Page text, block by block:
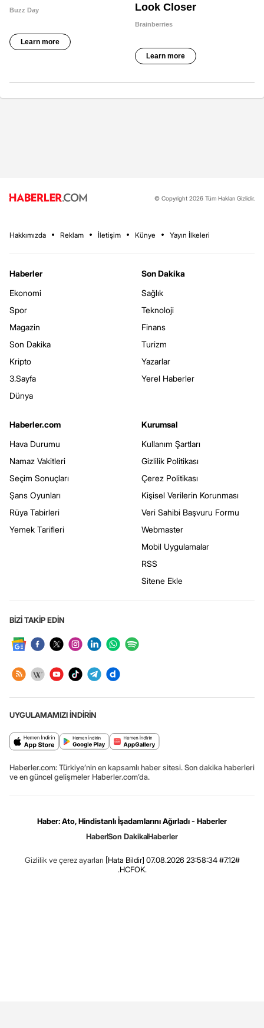
© Copyright 2026 Tüm Hakları Gizlidir.
Hakkımızda Reklam İletişim Künye Yayın İlkeleri
Haberler
Ekonomi
Spor
Magazin
Son Dakika
Kripto
3.Sayfa
Dünya
Son Dakika
Sağlık
Teknoloji
Finans
Turizm
Yazarlar
Yerel Haberler
Haberler.com
Hava Durumu
Namaz Vakitleri
Seçim Sonuçları
Şans Oyunları
Rüya Tabirleri
Yemek Tarifleri
Kurumsal
Kullanım Şartları
Gizlilik Politikası
Çerez Politikası
Kişisel Verilerin Korunması
Veri Sahibi Başvuru Formu
Webmaster
Mobil Uygulamalar
RSS
Sitene Ekle
BİZİ TAKİP EDİN
UYGULAMAMIZI İNDİRİN
Haberler.com: Türkiye’nin en kapsamlı haber sitesi. Son dakika haberleri
ve en güncel gelişmeler Haberler.com’da.
Haber: Ato, Hindistanlı İşadamlarını Ağırladı - Haberler
HaberSon DakikaHaberler
Gizlilik ve çerez ayarları [Hata Bildir] 07.08.2026 23:58:34 #7.12#
.HCFOK.